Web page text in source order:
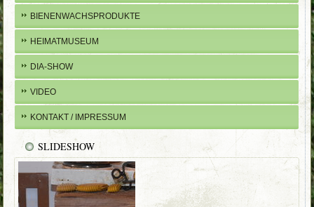
BIENENWACHSPRODUKTE
HEIMATMUSEUM
DIA-SHOW
VIDEO
KONTAKT / IMPRESSUM
SLIDESHOW